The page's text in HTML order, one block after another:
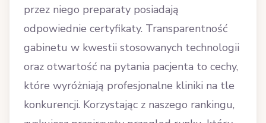
przez niego preparaty posiadają
odpowiednie certyfikaty. Transparentność
gabinetu w kwestii stosowanych technologii
oraz otwartość na pytania pacjenta to cechy,
które wyróżniają profesjonalne kliniki na tle
konkurencji. Korzystając z naszego rankingu,